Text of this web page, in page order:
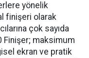
yönelik
finişeri olarak
çok sayıda
Finişer; maksimum
ekran ve pratik